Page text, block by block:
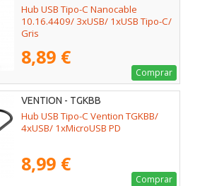
Hub USB Tipo-C Nanocable
10.16.4409/ 3xUSB/ 1xUSB Tipo-C/
Gris
8,89 €
Comprar
VENTION - TGKBB
Hub USB Tipo-C Vention TGKBB/
4xUSB/ 1xMicroUSB PD
8,99 €
Comprar